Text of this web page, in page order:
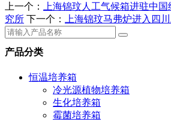
上一个：
上海锦玟人工气候箱进驻中
究所 下一个： 上海锦玟马弗炉进入​四
产品分类
恒温培养箱
冷光源植物培养箱
生化培养箱
霉菌培养箱